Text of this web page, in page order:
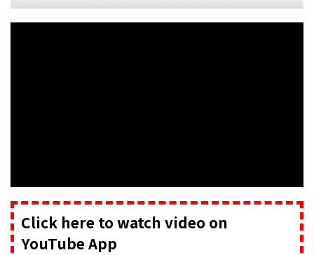
Click here to watch video on
YouTube App